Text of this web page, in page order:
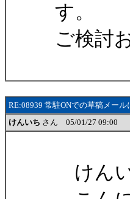
す。
ご検討
RE:08939 常駐ONでの草稿メール
けんいち さん 05/01/27 09:00
けん